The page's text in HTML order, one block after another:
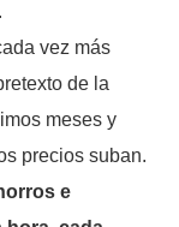
vez más
de la
meses y
precios suban.
e